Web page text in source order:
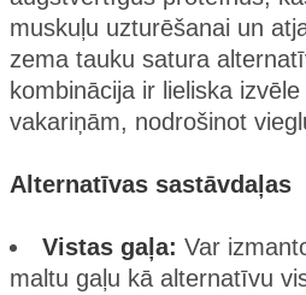
muskuļu uzturēšanai un
zema tauku satura
kombinācija ir lieliska
vakariņām, nodrošinot
Alternatīvas sastāvdaļas
Vistas gaļa: Var
maltu gaļu kā alternatīvu